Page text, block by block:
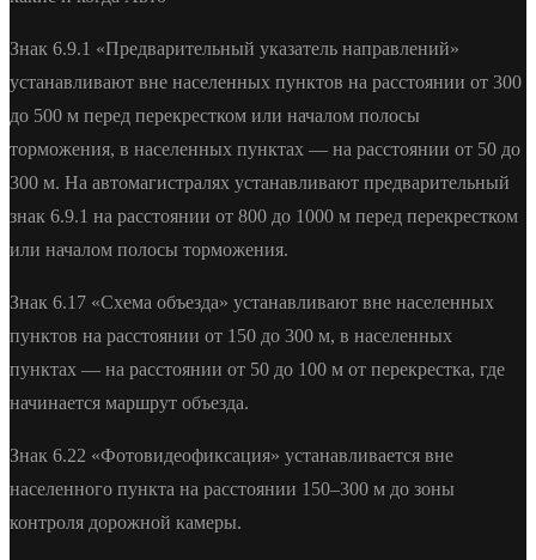
Знак 6.9.1 «Предварительный указатель направлений»
устанавливают вне населенных пунктов на расстоянии от 300
до 500 м перед перекрестком или началом полосы
торможения, в населенных пунктах — на расстоянии от 50 до
300 м. На автомагистралях устанавливают предварительный
знак 6.9.1 на расстоянии от 800 до 1000 м перед перекрестком
или началом полосы торможения.
Знак 6.17 «Схема объезда» устанавливают вне населенных
пунктов на расстоянии от 150 до 300 м, в населенных
пунктах — на расстоянии от 50 до 100 м от перекрестка, где
начинается маршрут объезда.
Знак 6.22 «Фотовидеофиксация» устанавливается вне
населенного пункта на расстоянии 150–300 м до зоны
контроля дорожной камеры.